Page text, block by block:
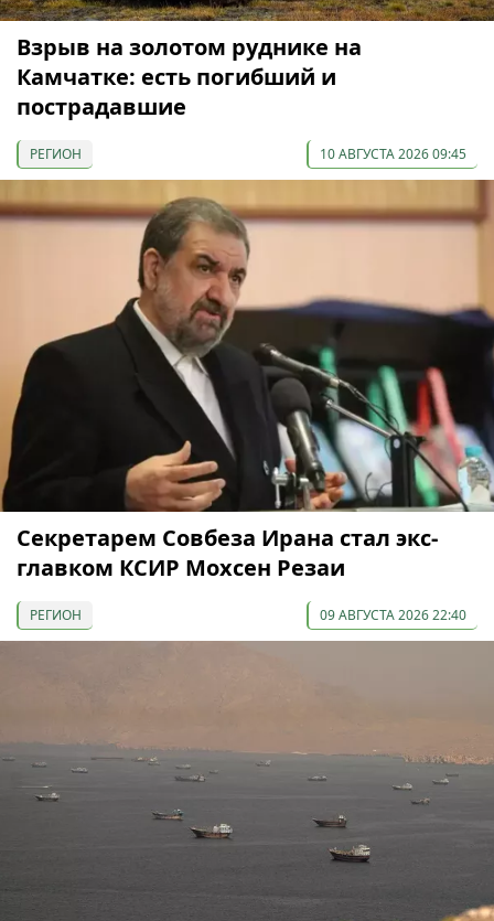
Взрыв на золотом руднике на
Камчатке: есть погибший и
пострадавшие
РЕГИОН 10 АВГУСТА 2026 09:45
Секретарем Совбеза Ирана стал экс-
главком КСИР Мохсен Резаи
РЕГИОН 09 АВГУСТА 2026 22:40